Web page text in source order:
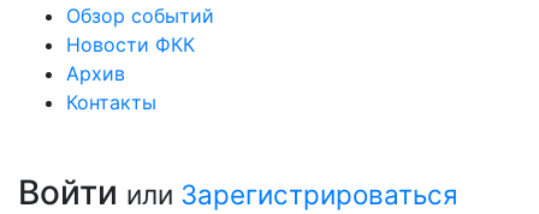
Обзор событий
Новости ФКК
Архив
Контакты
Войти или Зарегистрироваться